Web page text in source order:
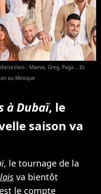
: Maeva, Greg, Paga... Ils
au Mexique
à Dubaï, le
saison va
, le tournage de la
va bientôt
le compte